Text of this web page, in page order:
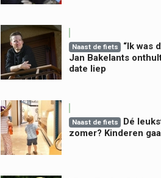
Naast de fiets
“Ik was
Jan Bakelants
date liep
Naast de fiets
Dé
zomer? Kinderen